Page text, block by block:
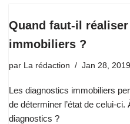
Quand faut-il
immobiliers ?
par La rédaction Jan 28, 2019
Les diagnostics immobiliers
de déterminer l’état de celui-
diagnostics ?